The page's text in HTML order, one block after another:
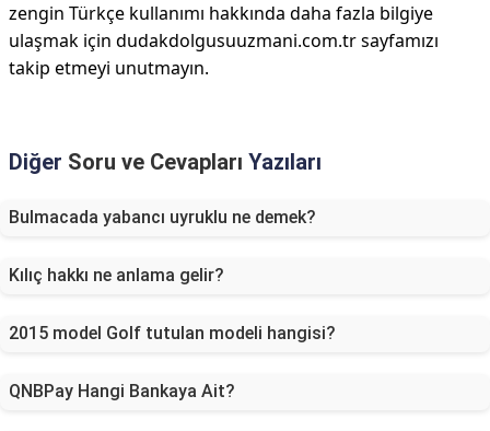
zengin Türkçe kullanımı hakkında daha fazla bilgiye
ulaşmak için dudakdolgusuuzmani.com.tr sayfamızı
takip etmeyi unutmayın.
Diğer Soru ve Cevapları Yazıları
Bulmacada yabancı uyruklu ne demek?
Kılıç hakkı ne anlama gelir?
2015 model Golf tutulan modeli hangisi?
QNBPay Hangi Bankaya Ait?